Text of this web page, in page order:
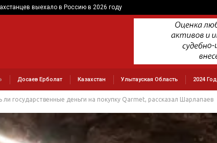
выехало в Россию в 2026 году
Досаев Ерболат Казахстан Улытауская Область 2024 Год
ли государственные деньги на покупку Qarmet, рассказал Шарлапаев